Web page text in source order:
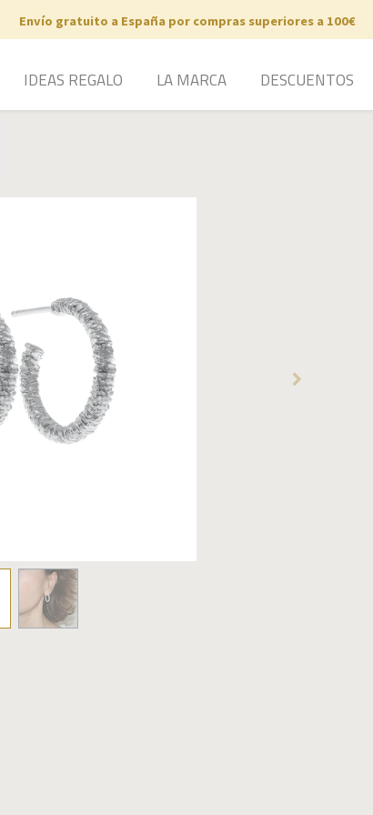
Envío gratuito a España por compras superiores a 100€
IDEAS REGALO LA MARCA DESCUENTOS